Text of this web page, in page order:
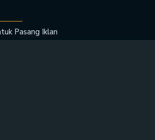
Pasang Iklan